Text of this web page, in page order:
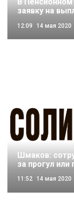
В
заявку на
12:09 14 мая 2020
Шмаков:
за прогул или
11:52 14 мая 2020